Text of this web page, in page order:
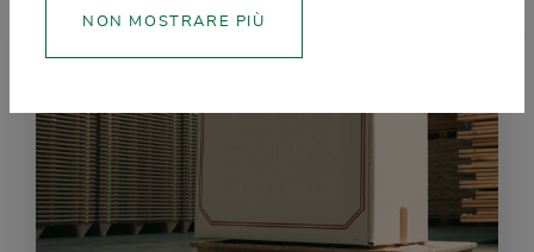
NON MOSTRARE PIÙ